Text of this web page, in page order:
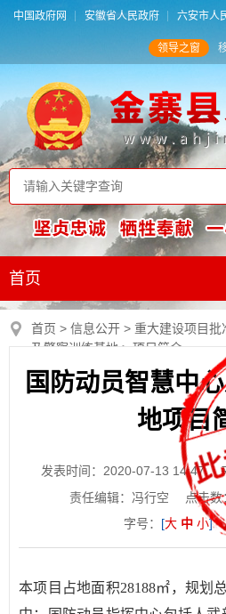
中国政府网 安徽省人民政府 六安市人
领导之窗
首页
首页 > 信息公开 > 重大建设项目批
及警察训练基地 > 项目简介
国防动员智慧中
地项目
发表时间：2020-07-13 14:47
责任编辑：冯行空
点击数
字号： [大 中 小]
本项目占地面积28188㎡，规划